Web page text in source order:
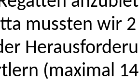
mussten wir
(max­i­mal